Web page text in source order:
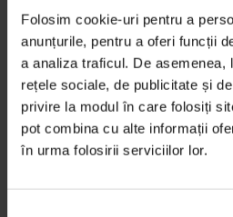
Folosim cookie-uri pentru a
anunțurile, pentru a oferi funcții
a analiza traficul. De asemenea,
rețele sociale, de publicitate și
privire la modul în care folosiți
pot combina cu alte informații
în urma folosirii serviciilor lor.
Demolarea a început la circa
Văcărești, într‑un cartier
În 1984, Florin Iaru avea 30 de
mai proeminenţi poeţi ai
fost și anul în care Partidul
membru nou fără aprobare.